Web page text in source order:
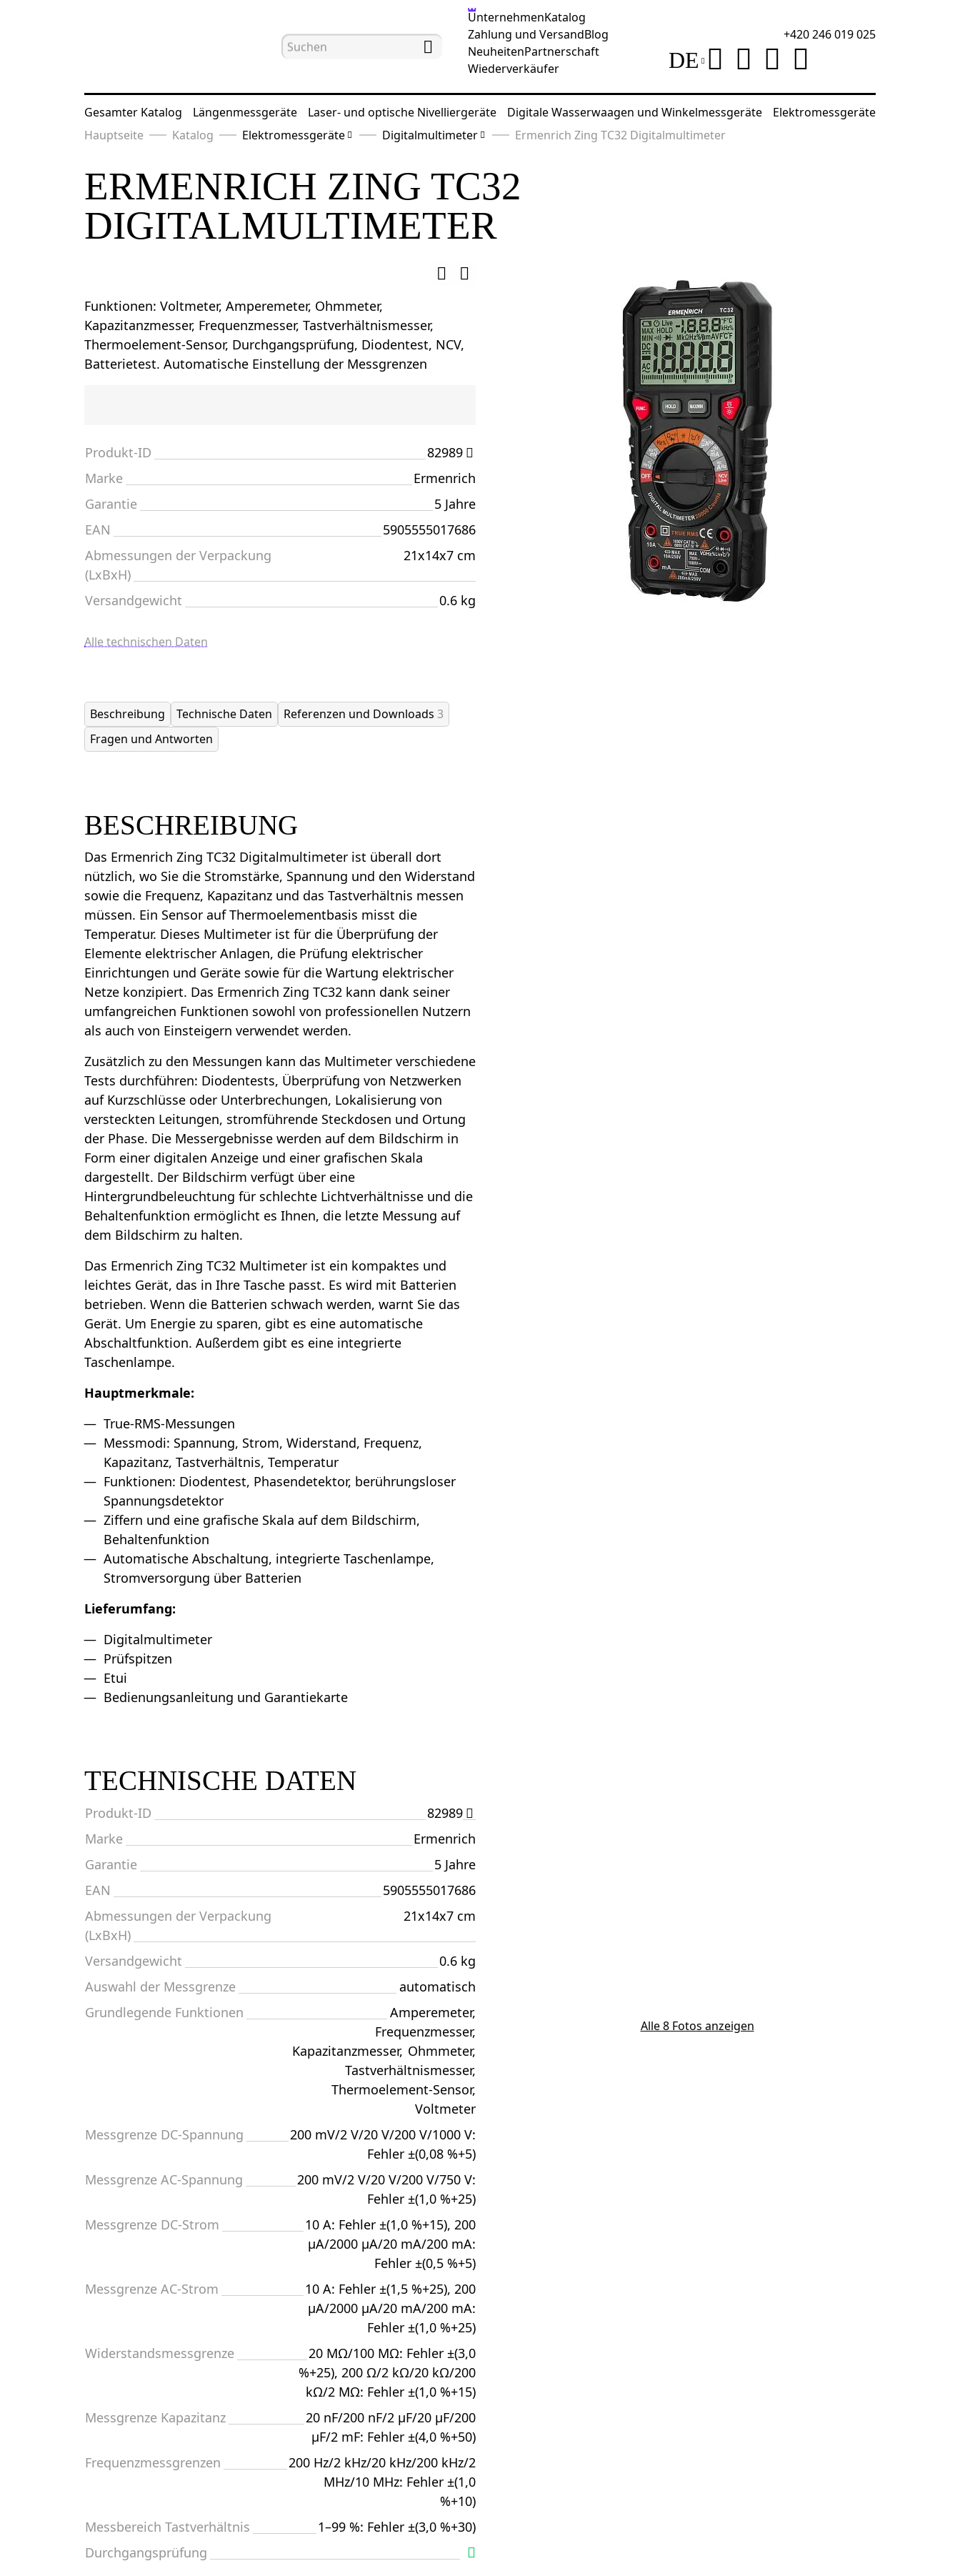
UnternehmenKatalog
Zahlung und VersandBlog
NeuheitenPartnerschaft
Wiederverkäufer
+420 246 019 025
DE
Gesamter Katalog Längenmessgeräte Laser- und optische Nivelliergeräte Digitale Wasserwaagen und Winkelmessgeräte
Elektromessgeräte
Hauptseite
Katalog Elektromessgeräte Digitalmultimeter Ermenrich Zing TC32 Digitalmultimeter
ERMENRICH ZING TC32
DIGITALMULTIMETER
Alle 8 Fotos anzeigen
Funktionen: Voltmeter, Amperemeter, Ohmmeter,
Kapazitanzmesser, Frequenzmesser, Tastverhältnismesser,
Thermoelement-Sensor, Durchgangsprüfung, Diodentest, NCV,
Batterietest. Automatische Einstellung der Messgrenzen
Produkt-ID
82989
Marke
Ermenrich
Garantie
5 Jahre
EAN
5905555017686
Abmessungen der Verpackung
(LxBxH)
21x14x7 cm
Versandgewicht 0.6 kg
Alle technischen Daten
Beschreibung Technische Daten Referenzen und Downloads 3
Fragen und Antworten
BESCHREIBUNG
Das Ermenrich Zing TC32 Digitalmultimeter ist überall dort
nützlich, wo Sie die Stromstärke, Spannung und den Widerstand
sowie die Frequenz, Kapazitanz und das Tastverhältnis messen
müssen. Ein Sensor auf Thermoelementbasis misst die
Temperatur. Dieses Multimeter ist für die Überprüfung der
Elemente elektrischer Anlagen, die Prüfung elektrischer
Einrichtungen und Geräte sowie für die Wartung elektrischer
Netze konzipiert. Das Ermenrich Zing TC32 kann dank seiner
umfangreichen Funktionen sowohl von professionellen Nutzern
als auch von Einsteigern verwendet werden.
Zusätzlich zu den Messungen kann das Multimeter verschiedene
Tests durchführen: Diodentests, Überprüfung von Netzwerken
auf Kurzschlüsse oder Unterbrechungen, Lokalisierung von
versteckten Leitungen, stromführende Steckdosen und Ortung
der Phase. Die Messergebnisse werden auf dem Bildschirm in
Form einer digitalen Anzeige und einer grafischen Skala
dargestellt. Der Bildschirm verfügt über eine
Hintergrundbeleuchtung für schlechte Lichtverhältnisse und die
Behaltenfunktion ermöglicht es Ihnen, die letzte Messung auf
dem Bildschirm zu halten.
Das Ermenrich Zing TC32 Multimeter ist ein kompaktes und
leichtes Gerät, das in Ihre Tasche passt. Es wird mit Batterien
betrieben. Wenn die Batterien schwach werden, warnt Sie das
Gerät. Um Energie zu sparen, gibt es eine automatische
Abschaltfunktion. Außerdem gibt es eine integrierte
Taschenlampe.
Hauptmerkmale:
True-RMS-Messungen
Messmodi: Spannung, Strom, Widerstand, Frequenz,
Kapazitanz, Tastverhältnis, Temperatur
Funktionen: Diodentest, Phasendetektor, berührungsloser
Spannungsdetektor
Ziffern und eine grafische Skala auf dem Bildschirm,
Behaltenfunktion
Automatische Abschaltung, integrierte Taschenlampe,
Stromversorgung über Batterien
Lieferumfang:
Digitalmultimeter
Prüfspitzen
Etui
Bedienungsanleitung und Garantiekarte
TECHNISCHE DATEN
Produkt-ID
82989
Marke
Ermenrich
Garantie
5 Jahre
EAN
5905555017686
Abmessungen der Verpackung
(LxBxH)
21x14x7 cm
Versandgewicht
0.6 kg
Auswahl der Messgrenze
automatisch
Grundlegende Funktionen
Amperemeter,
Frequenzmesser,
Kapazitanzmesser, Ohmmeter,
Tastverhältnismesser,
Thermoelement-Sensor,
Voltmeter
Messgrenze DC-Spannung
200 mV/2 V/20 V/200 V/1000 V:
Fehler ±(0,08 %+5)
Messgrenze AC-Spannung
200 mV/2 V/20 V/200 V/750 V:
Fehler ±(1,0 %+25)
Messgrenze DC-Strom
10 A: Fehler ±(1,0 %+15), 200
µA/2000 µA/20 mA/200 mA:
Fehler ±(0,5 %+5)
Messgrenze AC-Strom
10 A: Fehler ±(1,5 %+25), 200
µA/2000 µA/20 mA/200 mA:
Fehler ±(1,0 %+25)
Widerstandsmessgrenze
20 MΩ/100 MΩ: Fehler ±(3,0
%+25), 200 Ω/2 kΩ/20 kΩ/200
kΩ/2 MΩ: Fehler ±(1,0 %+15)
Messgrenze Kapazitanz
20 nF/200 nF/2 µF/20 µF/200
µF/2 mF: Fehler ±(4,0 %+50)
Frequenzmessgrenzen
200 Hz/2 kHz/20 kHz/200 kHz/2
MHz/10 MHz: Fehler ±(1,0
%+10)
Messbereich Tastverhältnis
1–99 %: Fehler ±(3,0 %+30)
Durchgangsprüfung